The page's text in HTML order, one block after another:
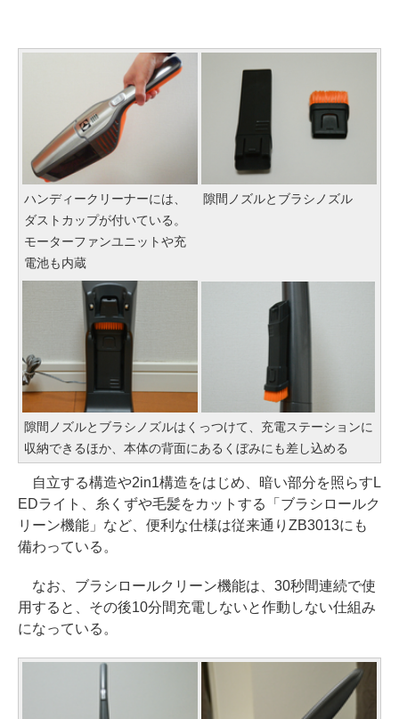
ハンディークリーナーには、
ダストカップが付いている。
モーターファンユニットや充
電池も内蔵
隙間ノズルとブラシノズル
隙間ノズルとブラシノズルはくっつけて、充電ステーションに
収納できるほか、本体の背面にあるくぼみにも差し込める
自立する構造や2in1構造をはじめ、暗い部分を照らすL
EDライト、糸くずや毛髪をカットする「ブラシロールク
リーン機能」など、便利な仕様は従来通りZB3013にも
備わっている。
なお、ブラシロールクリーン機能は、30秒間連続で使
用すると、その後10分間充電しないと作動しない仕組み
になっている。